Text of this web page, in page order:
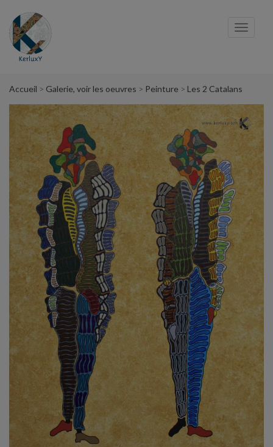
Accueil Galerie, voir les oeuvres Peinture Les 2 Catalans